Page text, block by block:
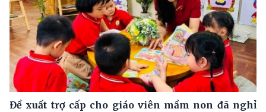
Đề xuất trợ cấp cho giáo viên mầm non đã nghỉ